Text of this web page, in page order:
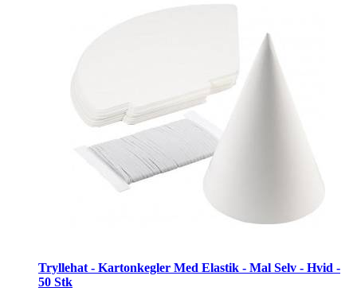
Tryllehat - Kartonkegler Med Elastik - Mal Selv - Hvid -
50 Stk